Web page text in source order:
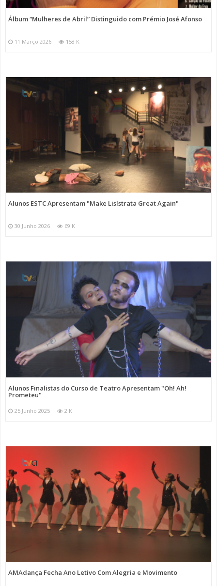
Álbum “Mulheres de Abril” Distinguido com Prémio José Afonso
11 Março 2026 158 K
Alunos ESTC Apresentam "Make Lisístrata Great Again"
30 Junho 2026 69 K
Alunos Finalistas do Curso de Teatro Apresentam "Oh! Ah!
Prometeu"
25 Junho 2025 2 K
AMAdança Fecha Ano Letivo Com Alegria e Movimento